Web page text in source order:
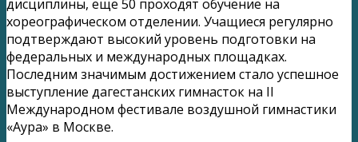
дисциплины, еще 50 проходят обучение на
хореографическом отделении. Учащиеся регулярно
подтверждают высокий уровень подготовки на
федеральных и международных площадках.
Последним значимым достижением стало успешное
выступление дагестанских гимнасток на II
Международном фестивале воздушной гимнастики
«Аура» в Москве.